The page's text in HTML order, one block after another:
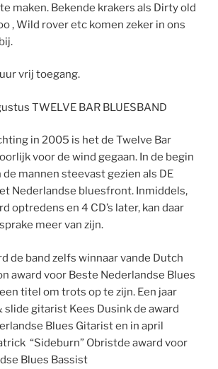
maken. Bekende krakers als Dirty old
, Wild rover etc komen zeker in ons
vrij toegang.
TWELVE BAR BLUESBAND
in 2005 is het de Twelve Bar
voor de wind gegaan. In de begin
mannen steevast gezien als DE
Nederlandse bluesfront. Inmiddels,
optredens en 4 CD’s later, kan daar
meer van zijn.
de band zelfs winnaar vande Dutch
award voor Beste Nederlandse Blues
titel om trots op te zijn. Een jaar
slide gitarist Kees Dusink de award
Blues Gitarist en in april
“Sideburn” Obristde award voor
Blues Bassist